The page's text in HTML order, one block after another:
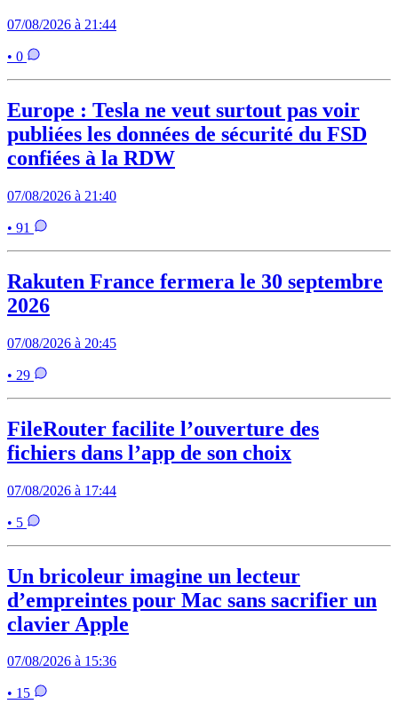
07/08/2026 à 21:44
• 0
Europe : Tesla ne veut surtout pas voir
publiées les données de sécurité du FSD
confiées à la RDW
07/08/2026 à 21:40
• 91
Rakuten France fermera le 30 septembre
2026
07/08/2026 à 20:45
• 29
FileRouter facilite l’ouverture des
fichiers dans l’app de son choix
07/08/2026 à 17:44
• 5
Un bricoleur imagine un lecteur
d’empreintes pour Mac sans sacrifier un
clavier Apple
07/08/2026 à 15:36
• 15